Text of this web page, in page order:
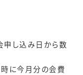
申し込み日から数
時に今月分の会費